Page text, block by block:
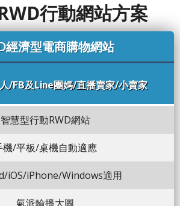
行動網站方案
經濟型電商購物網站
/FB及Line團媽/直播賣家/小賣家
智慧型行動RWD網站
機/平板/桌機自動適應
iOS/iPhone/Windows適用
氣派輪播大圖